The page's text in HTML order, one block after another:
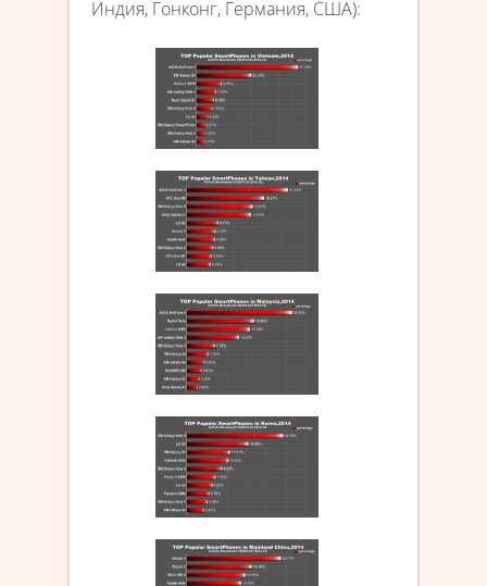
Индия, Гонконг, Германия, США):